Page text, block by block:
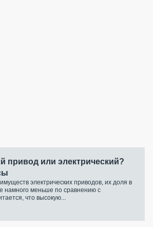
привод или электрический?
электрических приводов, их доля в
намного меньше по сравнению с
что высокую...